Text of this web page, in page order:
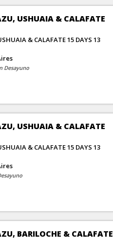
USHUAIA & CALAFATE
& CALAFATE 15 DAYS 13
Desayuno
USHUAIA & CALAFATE
& CALAFATE 15 DAYS 13
BARILOCHE & CALAFATE